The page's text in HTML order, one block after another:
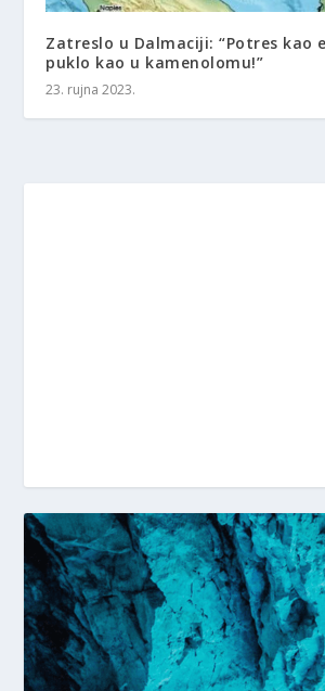
Zatreslo u Dalmaciji: “Potres kao
puklo kao u kamenolomu!”
23. rujna 2023.